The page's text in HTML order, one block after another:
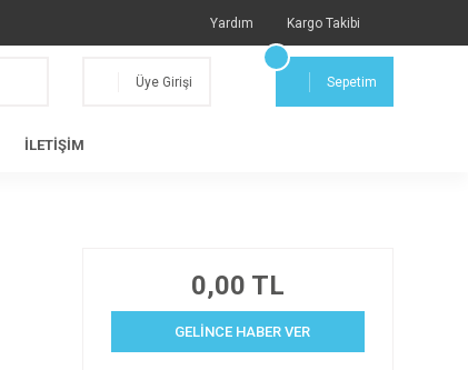
Yardım Kargo Takibi
Üye Girişi Sepetim
İLETİŞİM
0,00 TL
GELİNCE HABER VER